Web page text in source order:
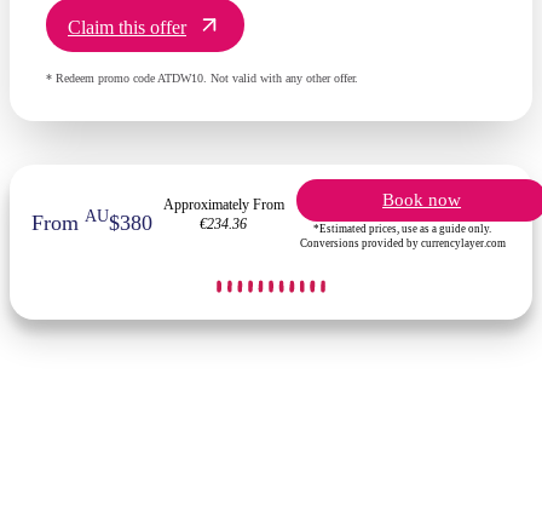
Claim this offer
* Redeem promo code ATDW10. Not valid with any other offer.
FromAU$380
Approximately From
€234.36
Book now
*Estimated prices, use as a guide only.
Conversions provided by currencylayer.com